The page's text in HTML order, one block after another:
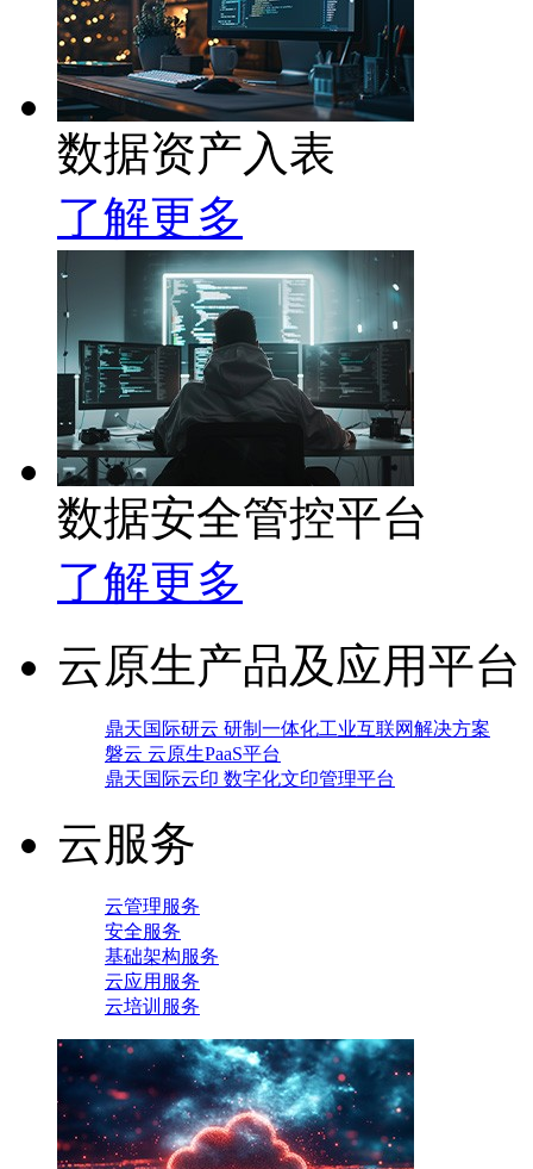
数据资产入表
了解更多
数据安全管控平台
了解更多
云原生产品及应用平台
鼎天国际研云 研制一体化工业互联网解决方案
磐云 云原生PaaS平台
鼎天国际云印 数字化文印管理平台
云服务
云管理服务
安全服务
基础架构服务
云应用服务
云培训服务